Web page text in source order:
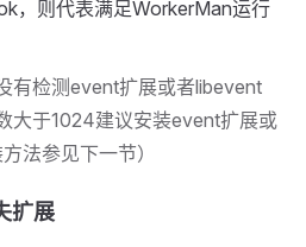
，则代表满足WorkerMan运行
有检测event扩展或者libevent
大于1024建议安装event扩展或
法参见下一节）
扩展